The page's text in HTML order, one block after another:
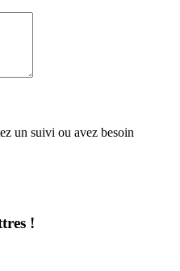
un suivi ou avez besoin
!